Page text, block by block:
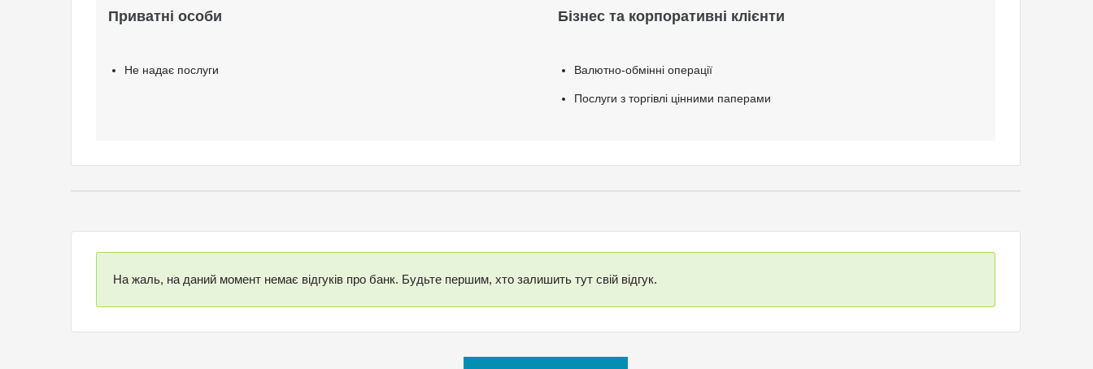
Приватні особи
Не надає послуги
Бізнес та корпоративні клієнти
Валютно-обмінні операції
Послуги з торгівлі цінними паперами
На жаль, на даний момент немає відгуків про банк. Будьте першим, хто залишить тут свій відгук.